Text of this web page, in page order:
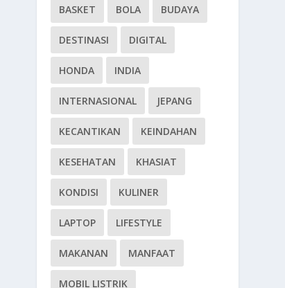
BASKET BOLA BUDAYA
DESTINASI DIGITAL
HONDA INDIA
INTERNASIONAL JEPANG
KECANTIKAN KEINDAHAN
KESEHATAN KHASIAT
KONDISI KULINER
LAPTOP LIFESTYLE
MAKANAN MANFAAT
MOBIL LISTRIK